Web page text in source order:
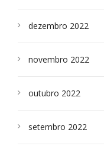
dezembro 2022
novembro 2022
outubro 2022
setembro 2022